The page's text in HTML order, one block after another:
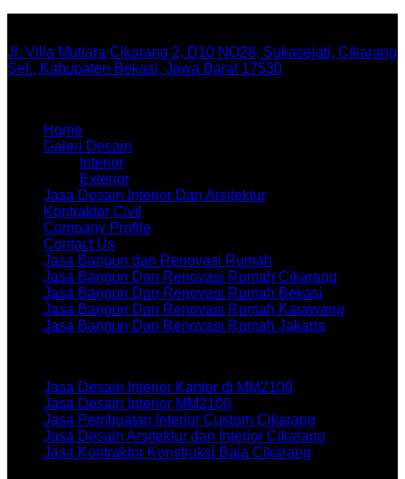
Jl. Villa Mutiara Cikarang 2, D10 NO28, Sukasejati, Cikarang
Sel., Kabupaten Bekasi, Jawa Barat 17530
Home
Galeri Desain
Interior
Exterior
Jasa Desain Interior Dan Arsitektur
Kontraktor Civil
Company Profile
Contact Us
Jasa Bangun dan Renovasi Rumah
Jasa Bangun Dan Renovasi Rumah Cikarang
Jasa Bangun Dan Renovasi Rumah Bekasi
Jasa Bangun Dan Renovasi Rumah Karawang
Jasa Bangun Dan Renovasi Rumah Jakarta
Jasa Desain Interior Kantor di MM2100
Jasa Desain Interior MM2100
Jasa Pembuatan Interior Custom Cikarang
Jasa Desain Arsitektur dan Interior Cikarang
Jasa Kontraktor Konstruksi Baja Cikarang